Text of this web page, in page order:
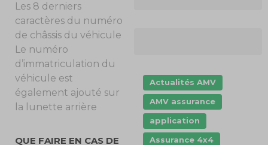
Les 8 derniers
caractères du numéro
de châssis du véhicule
Le numéro
d’immatriculation du
véhicule est
également ajouté sur
la lunette arrière
QUE FAIRE EN CAS DE
Actualités AMV
AMV assurance
application
Assurance 4x4